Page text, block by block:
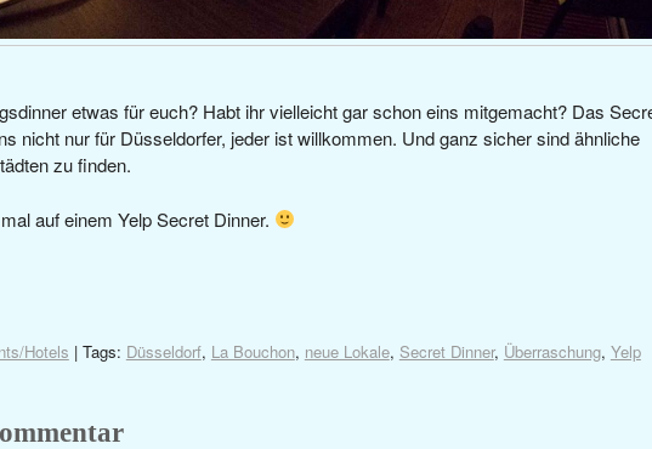
etwas für euch? Habt ihr vielleicht gar schon eins mitgemacht? Das
nicht nur für Düsseldorfer, jeder ist willkommen. Und ganz sicher sind ähnliche
zu finden.
auf einem Yelp Secret Dinner.
Hotels | Tags: Düsseldorf, La Bouchon, neue Lokale, Secret Dinner, Überraschung, Yelp